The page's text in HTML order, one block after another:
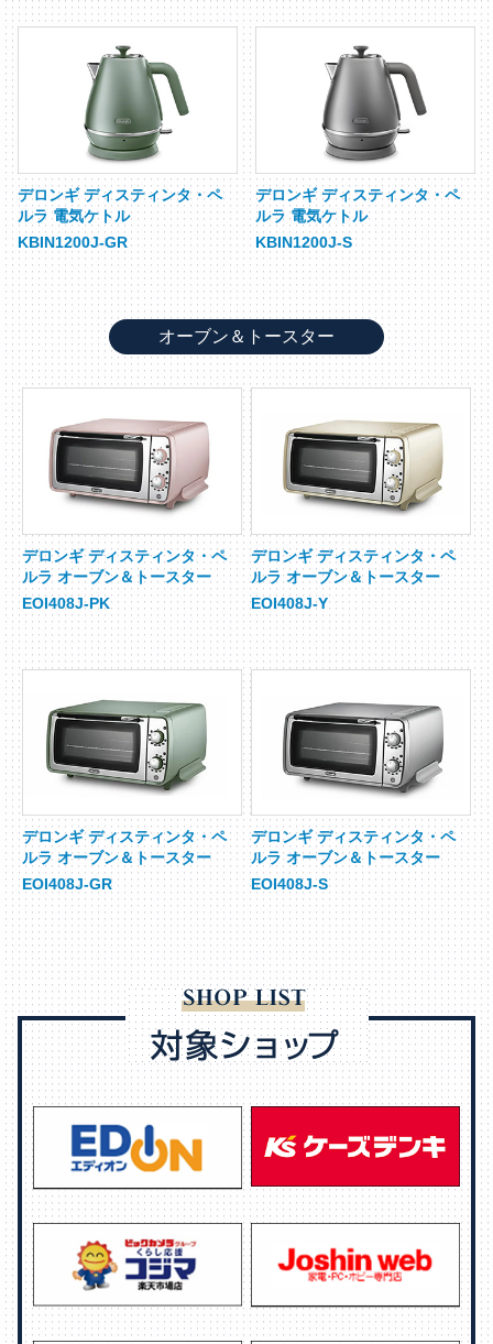
デロンギ ディスティンタ・ペ
ルラ 電気ケトル
KBIN1200J-GR
デロンギ ディスティンタ・ペ
ルラ 電気ケトル
KBIN1200J-S
オーブン＆トースター
デロンギ ディスティンタ・ペ
ルラ オーブン＆トースター
EOI408J-PK
デロンギ ディスティンタ・ペ
ルラ オーブン＆トースター
EOI408J-Y
デロンギ ディスティンタ・ペ
ルラ オーブン＆トースター
EOI408J-GR
デロンギ ディスティンタ・ペ
ルラ オーブン＆トースター
EOI408J-S